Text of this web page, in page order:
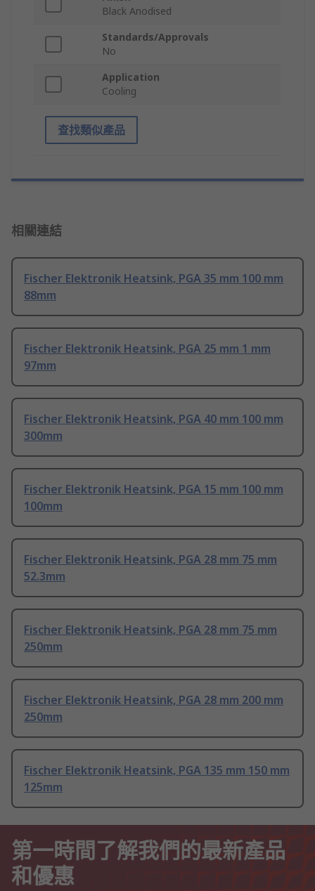
Black Anodised
Standards/Approvals
No
Application
Cooling
查找類似產品
相關連結
Fischer Elektronik Heatsink, PGA 35 mm 100 mm
88mm
Fischer Elektronik Heatsink, PGA 25 mm 1 mm
97mm
Fischer Elektronik Heatsink, PGA 40 mm 100 mm
300mm
Fischer Elektronik Heatsink, PGA 15 mm 100 mm
100mm
Fischer Elektronik Heatsink, PGA 28 mm 75 mm
52.3mm
Fischer Elektronik Heatsink, PGA 28 mm 75 mm
250mm
Fischer Elektronik Heatsink, PGA 28 mm 200 mm
250mm
Fischer Elektronik Heatsink, PGA 135 mm 150 mm
125mm
第一時間了解我們的最新產品
和優惠